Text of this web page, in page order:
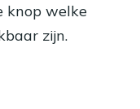
knop welke
zijn.